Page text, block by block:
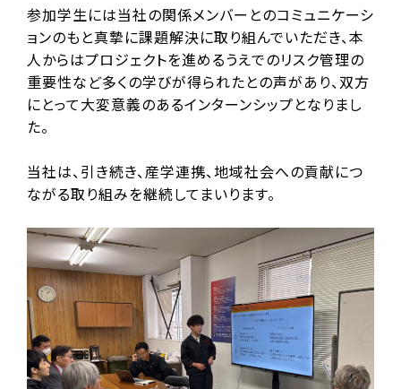
参加学生には当社の関係メンバーとのコミュニケーシ
ョンのもと真摯に課題解決に取り組んでいただき、本
人からはプロジェクトを進めるうえでのリスク管理の
重要性など多くの学びが得られたとの声があり、双方
にとって大変意義のあるインターンシップとなりまし
た。
当社は、引き続き、産学連携、地域社会への貢献につ
ながる取り組みを継続してまいります。